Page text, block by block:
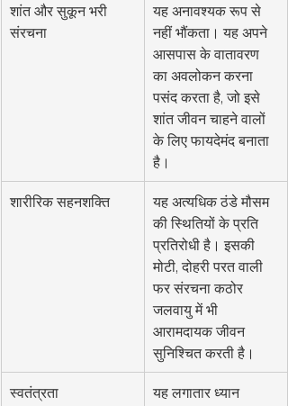
शांत और सुकून भरी
संरचना
यह अनावश्यक रूप से
नहीं भौंकता। यह अपने
आसपास के वातावरण
का अवलोकन करना
पसंद करता है, जो इसे
शांत जीवन चाहने वालों
के लिए फायदेमंद बनाता
है।
शारीरिक सहनशक्ति
यह अत्यधिक ठंडे मौसम
की स्थितियों के प्रति
प्रतिरोधी है। इसकी
मोटी, दोहरी परत वाली
फर संरचना कठोर
जलवायु में भी
आरामदायक जीवन
सुनिश्चित करती है।
स्वतंत्रता
यह लगातार ध्यान